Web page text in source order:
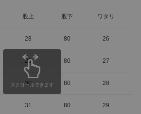
股上 股下 ワタリ
28 80 26
29 80 27
30 80 28
31 80 29
スクロールできます